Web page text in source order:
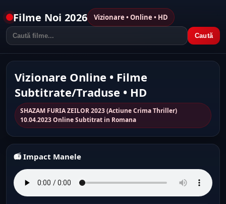
Filme Noi 2026 Vizionare • Online • HD
Caută
Vizionare Online • Filme
Subtitrate/Traduse • HD
SHAZAM FURIA ZEILOR 2023 (Actiune Crima Thriller)
10.04.2023 Online Subtitrat in Romana
📻 Impact Manele